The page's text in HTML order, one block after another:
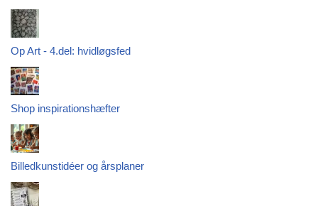
Op Art - 4.del: hvidløgsfed
Shop inspirationshæfter
Billedkunstidéer og årsplaner